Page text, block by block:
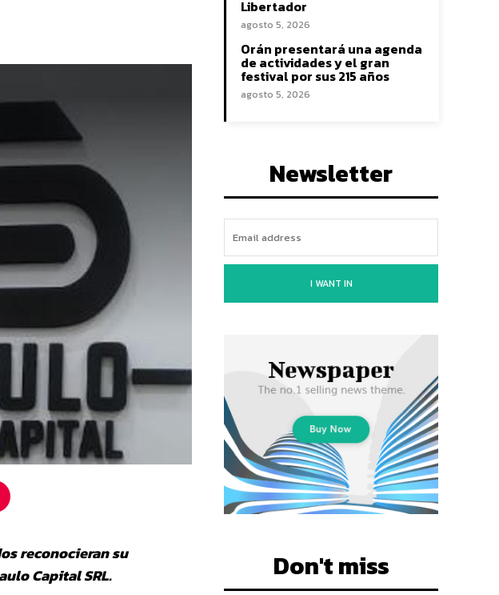
reconocieran su
Capital SRL.
Libertador
agosto 5, 2026
Orán presentará una agenda
de actividades y el gran
festival por sus 215 años
agosto 5, 2026
Newsletter
I WANT IN
Don't miss